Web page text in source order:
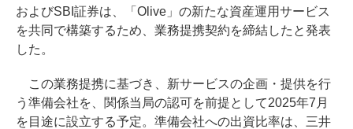
およびSBI証券は、「Olive」の新たな資産運用サービス
を共同で構築するため、業務提携契約を締結したと発表
した。
この業務提携に基づき、新サービスの企画・提供を行
う準備会社を、関係当局の認可を前提として2025年7月
を目途に設立する予定。準備会社への出資比率は、三井